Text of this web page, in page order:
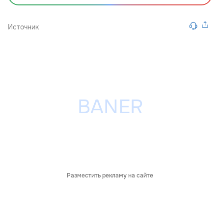
Источник
Разместить рекламу на сайте